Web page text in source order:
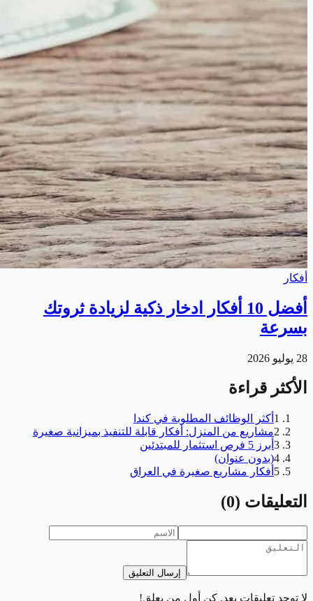
أفكار
أفضل 10 أفكار ادخار ذكية لزيادة ثروتك
بسرعة
28 يوليو 2026
الأكثر قراءة
1 أكثر الوظائف المطلوبة في كندا
2مشاريع من المنزل: أفكار قابلة للتنفيذ بميزانية صغيرة
3 أبرز 5 فرص استثمار للمبتدئين
4(بدون عنوان)
5 أفكار مشاريع صغيرة في العراق
التعليقات (
0
)
إرسال التعليق
لا توجد تعليقات بعد. كن أول من يعلق!